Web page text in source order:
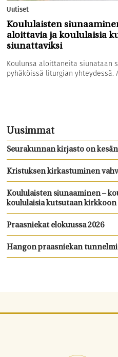
Uutiset
Koululaisten
aloittavia ja koululaisia
siunattaviksi
Koulunsa aloittaneita siunataan
pyhäköissä liturgian yhteydessä.
Uusimmat
Seurakunnan kirjasto on
Kristuksen kirkastuminen
Koululaisten siunaaminen –
koululaisia kutsutaan
Praasniekat elokuussa 2026
Hangon praasniekan